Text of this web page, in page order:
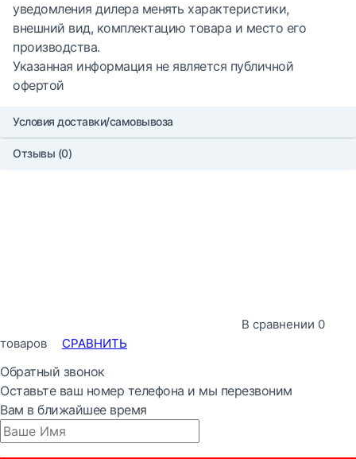
уведомления дилера менять характеристики,
внешний вид, комплектацию товара и место его
производства.
Указанная информация не является публичной
офертой
Условия доставки/самовывоза
Отзывы (0)
В сравнении 0
товаров
СРАВНИТЬ
Обратный звонок
Оставьте ваш номер телефона и мы перезвоним
Вам в ближайшее время